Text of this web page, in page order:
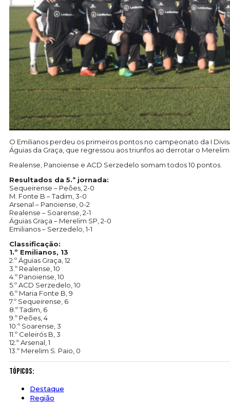
O Emilianos perdeu os primeiros pontos no campeonato da I
Águias da Graça, que regressou aos triunfos ao derrotar o
Realense, Panoiense e ACD Serzedelo somam todos 10 pontos.
Resultados da 5.ª jornada:
Sequeirense – Peões, 2-0
M. Fonte B – Tadim, 3-0
Arsenal – Panoiense, 0-2
Realense – Soarense, 2-1
Águias Graça – Merelim SP, 2-0
Emilianos – Serzedelo, 1-1
Classificação:
1.º Emilianos, 13
2.º Águias Graça, 12
3.º Realense, 10
4.º Panoiense, 10
5.º ACD Serzedelo, 10
6.º Maria Fonte B, 9
7.º Sequeirense, 6
8.º Tadim, 6
9.º Peões, 4
10.º Soarense, 3
11.º Celeirós B, 3
12.º Arsenal, 1
13.º Merelim S. Paio, 0
Tópicos:
Destaque
Região